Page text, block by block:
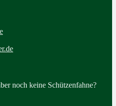
noch keine Schützenfahne?